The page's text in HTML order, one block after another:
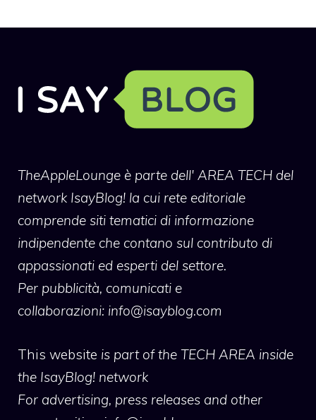
TheAppleLounge è parte dell' AREA TECH del
network IsayBlog! la cui rete editoriale
comprende siti tematici di informazione
indipendente che contano sul contributo di
appassionati ed esperti del settore.
Per pubblicità, comunicati e
collaborazioni: info@isayblog.com
This website is part of the TECH AREA inside
the IsayBlog! network
For advertising, press releases and other